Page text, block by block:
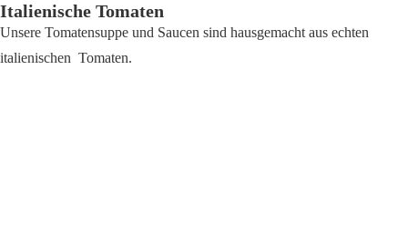
Italienische Tomaten
Unsere Tomatensuppe und Saucen sind hausgemacht aus echten
italienischen Tomaten.